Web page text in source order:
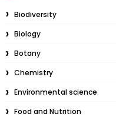
Biodiversity
Biology
Botany
Chemistry
Environmental science
Food and Nutrition